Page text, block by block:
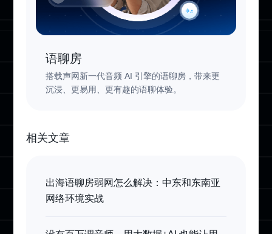
语聊房
搭载声网新一代音频 AI 引擎的语聊房，带来更
沉浸、更易用、更有趣的语聊体验。
相关文章
出海语聊房弱网怎么解决：中东和东南亚
网络环境实战